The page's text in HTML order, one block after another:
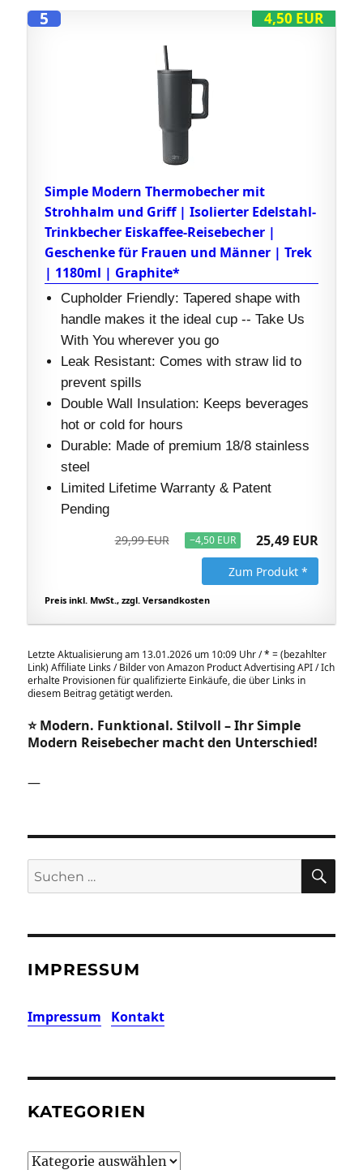
4,50 EUR
5
Simple Modern Thermobecher mit
Strohhalm und Griff | Isolierter Edelstahl-
Trinkbecher Eiskaffee-Reisebecher |
Geschenke für Frauen und Männer | Trek
| 1180ml | Graphite*
Cupholder Friendly: Tapered shape with
handle makes it the ideal cup -- Take Us
With You wherever you go
Leak Resistant: Comes with straw lid to
prevent spills
Double Wall Insulation: Keeps beverages
hot or cold for hours
Durable: Made of premium 18/8 stainless
steel
Limited Lifetime Warranty & Patent
Pending
29,99 EUR −4,50 EUR 25,49 EUR
Zum Produkt *
Preis inkl. MwSt., zzgl. Versandkosten
Letzte Aktualisierung am 13.01.2026 um 10:09 Uhr /* = (bezahlter
Link) Affiliate Links / Bilder von Amazon Product Advertising API / Ich
erhalte Provisionen für qualifizierte Einkäufe, die über Links in
diesem Beitrag getätigt werden.
⭐ Modern. Funktional. Stilvoll – Ihr Simple
Modern Reisebecher macht den Unterschied!
—
Suchen
nach:
IMPRESSUM
Impressum Kontakt
KATEGORIEN
Kategorien